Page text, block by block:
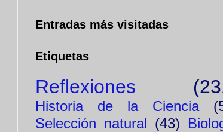
Entradas más visitadas
Etiquetas
Reflexiones
Historia de la Ciencia
Selección natural (43)